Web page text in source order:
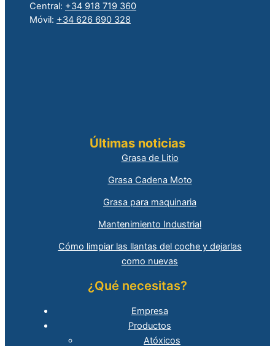
Central: +34 918 719 360
Móvil: +34 626 690 328
Últimas noticias
Grasa de Litio
Grasa Cadena Moto
Grasa para maquinaria
Mantenimiento Industrial
Cómo limpiar las llantas del coche y dejarlas
como nuevas
¿Qué necesitas?
Empresa
Productos
Atóxicos